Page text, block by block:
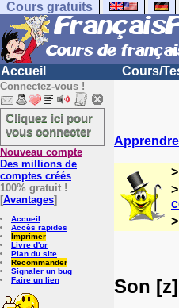
Cours gratuits
Accueil Cours/
Connectez-vous !
Cliquez ici pour
vous connecter
Nouveau compte
Des millions de
comptes créés
100% gratuit !
[Avantages]
Accueil
Accès rapides
Imprimer
Livre d'or
Plan du site
Recommander
Signaler un bug
Faire un lien
>
Son [z]